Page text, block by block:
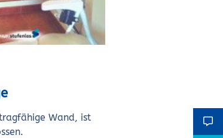
Wand, ist